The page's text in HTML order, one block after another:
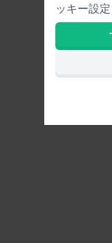
ッキー設